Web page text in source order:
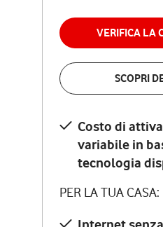
VERIFICA LA
SCOPRI
Costo di
variabile in
tecnologia
PER LA TUA CASA:
Costo
PER LA TUA
Internet
la